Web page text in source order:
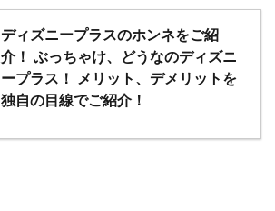
ディズニープラスのホンネをご紹
介！ ぶっちゃけ、どうなのディズニ
ープラス！ メリット、デメリットを
独自の目線でご紹介！